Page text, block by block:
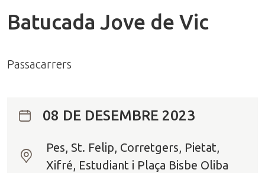
Batucada Jove de Vic
Passacarrers
08 DE DESEMBRE 2023
O
Pes, St. Felip, Corretgers, Pietat,
Xifré, Estudiant i Plaça Bisbe Oliba